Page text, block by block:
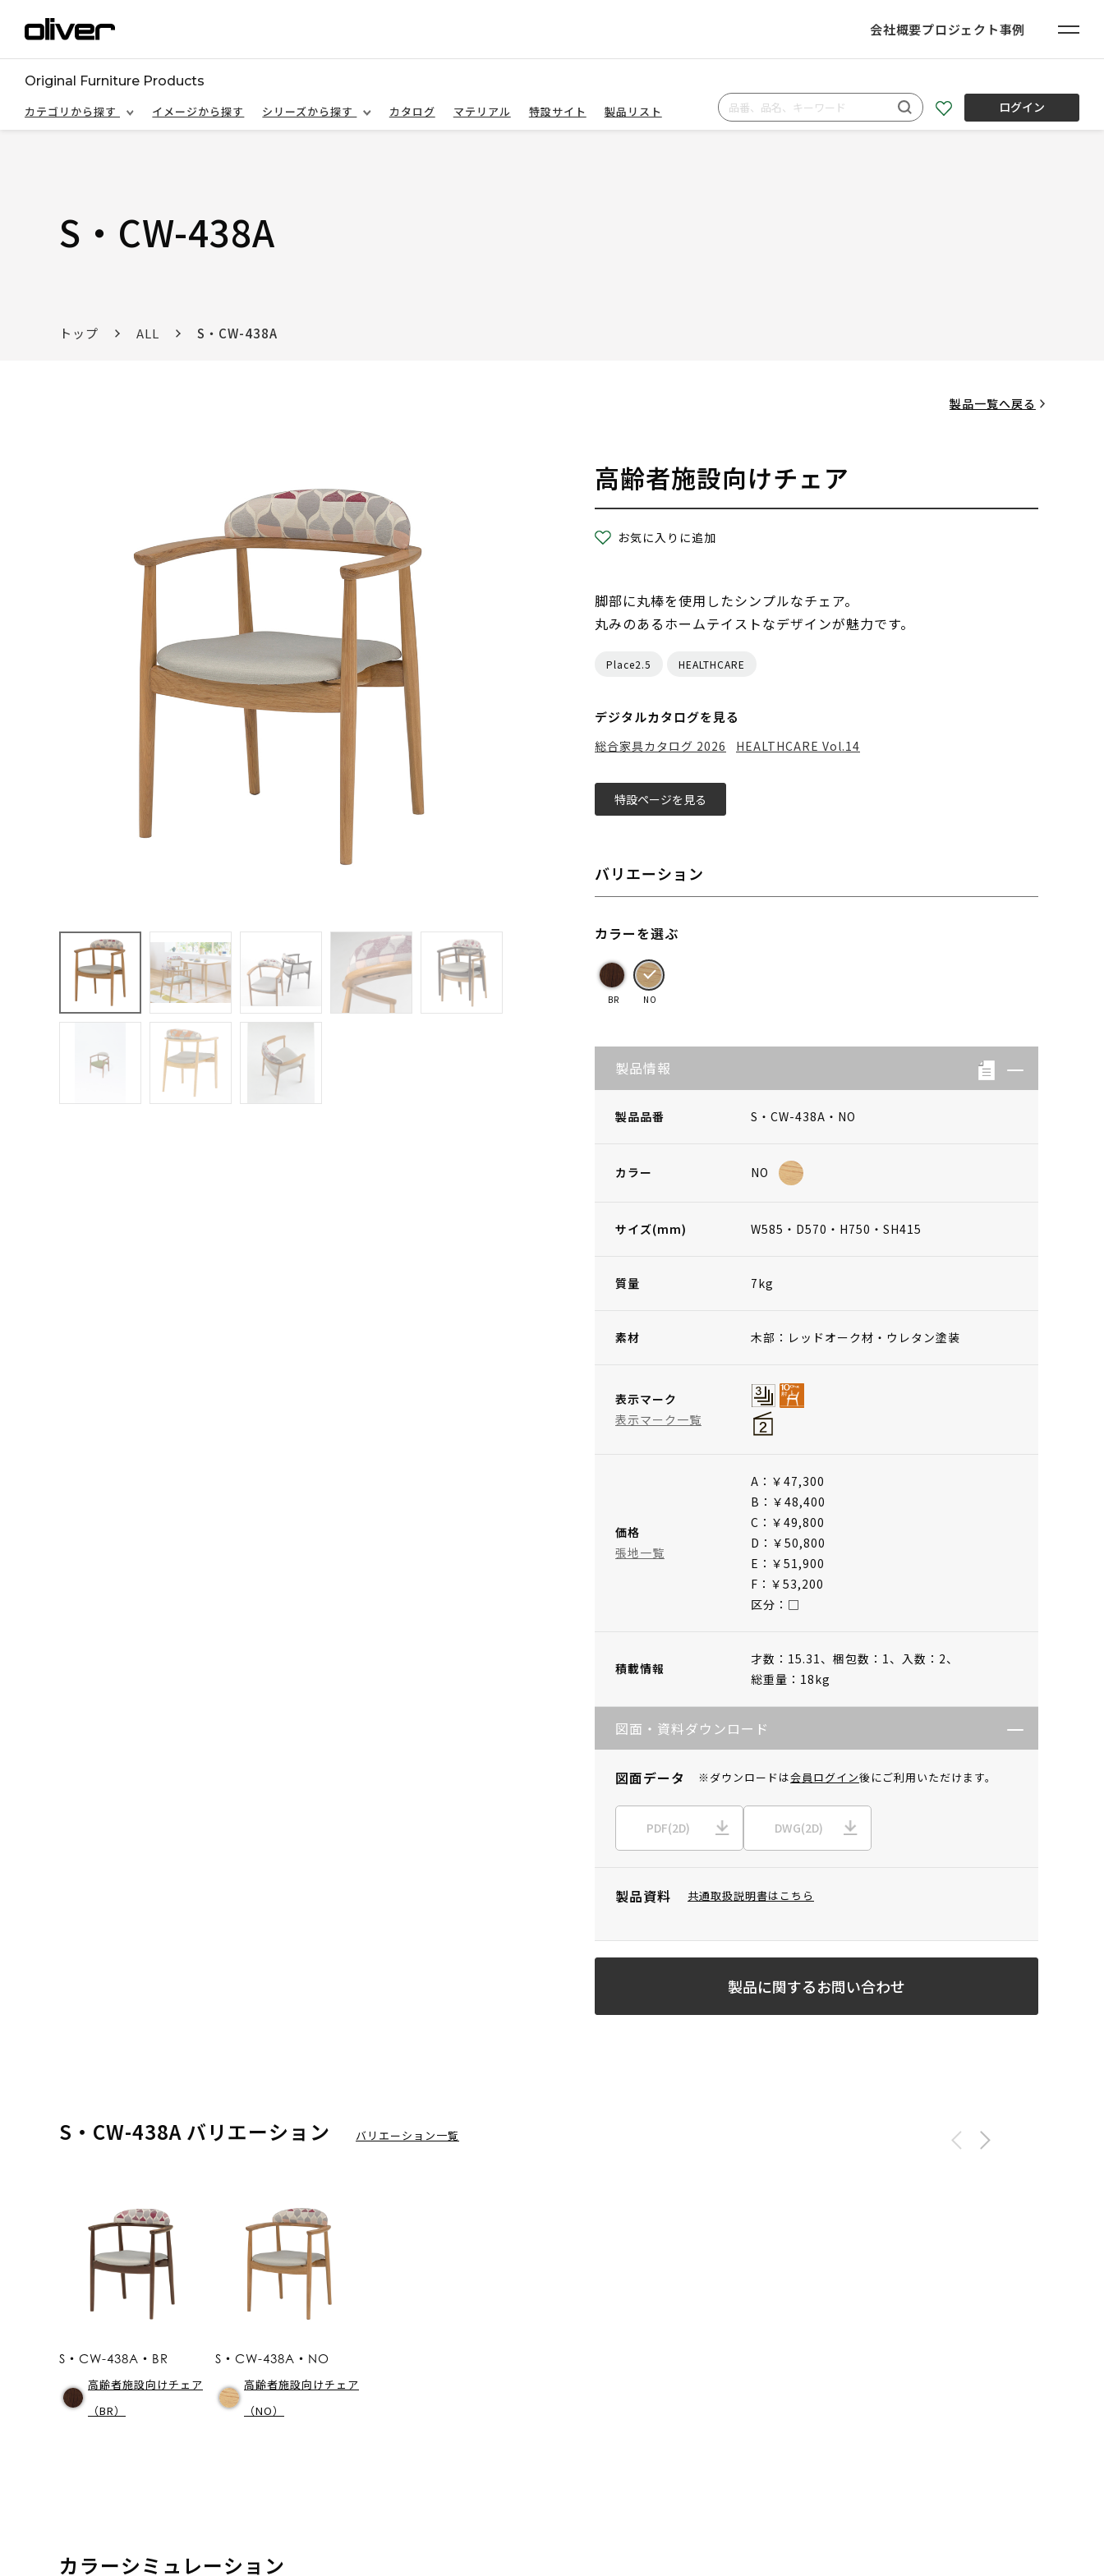
会社概要プロジェクト事例
Original Furniture Products
カテゴリから探す
イメージから探す シリーズから探す カタログ マテリアル 特設サイト 製品リスト ログイン
S・CW-438A
トップ ALL S・CW-438A
製品一覧へ戻る
高齢者施設向けチェア
お気に入りに追加
脚部に丸棒を使用したシンプルなチェア。
丸みのあるホームテイストなデザインが魅力です。
Place2.5 HEALTHCARE
デジタルカタログを見る
総合家具カタログ 2026 HEALTHCARE Vol.14
特設ページを見る
バリエーション
カラーを選ぶ
BR NO
製品情報
製品品番 S・CW-438A・NO
カラー NO
サイズ(mm) W585・D570・H750・SH415
質量 7kg
素材 木部：レッドオーク材・ウレタン塗装
表示マーク
表示マーク一覧
価格
張地一覧
A：￥47,300
B：￥48,400
C：￥49,800
D：￥50,800
E：￥51,900
F：￥53,200
区分：□
積載情報
才数：15.31、 梱包数：1、 入数：2、
総重量：18kg
図面・資料ダウンロード
図面データ ※ダウンロードは会員ログイン後にご利用いただけます。
PDF(2D) DWG(2D)
製品資料 共通取扱説明書はこちら
製品に関するお問い合わせ
S・CW-438A バリエーション バリエーション一覧
S・CW-438A・BR
高齢者施設向けチェア
（BR）
S・CW-438A・NO
高齢者施設向けチェア
（NO）
カラーシミュレーション